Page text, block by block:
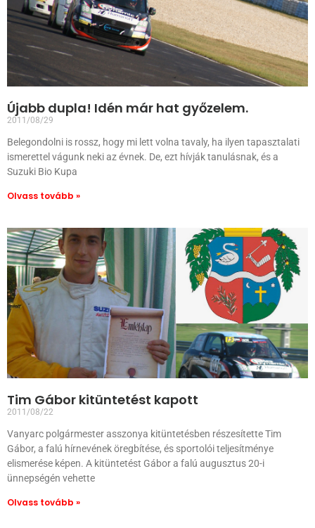
Újabb dupla! Idén már hat győzelem.
2011/08/29
Belegondolni is rossz, hogy mi lett volna tavaly, ha ilyen tapasztalati
ismerettel vágunk neki az évnek. De, ezt hívják tanulásnak, és a
Suzuki Bio Kupa
Olvass tovább »
Tim Gábor kitüntetést kapott
2011/08/22
Vanyarc polgármester asszonya kitüntetésben részesítette Tim
Gábor, a falú hírnevének öregbítése, és sportolói teljesítménye
elismerése képen. A kitüntetést Gábor a falú augusztus 20-i
ünnepségén vehette
Olvass tovább »